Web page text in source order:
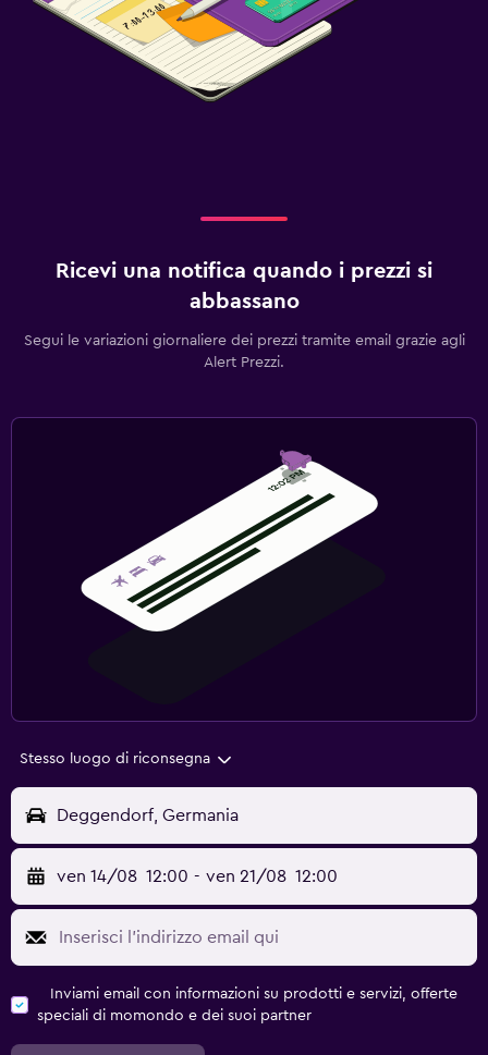
Ricevi una notifica quando i prezzi si
abbassano
Segui le variazioni giornaliere dei prezzi tramite email grazie agli
Alert Prezzi.
Stesso luogo di riconsegna
Deggendorf, Germania
ven 14/08 12:00 - ven 21/08 12:00
Inviami email con informazioni su prodotti e servizi, offerte
speciali di momondo e dei suoi partner